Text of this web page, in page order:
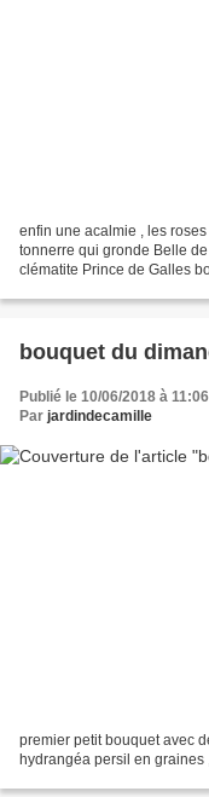
enfin une acalmie , les
tonnerre qui gronde Belle
clématite Prince de Galles
bouquet du
Publié le 10/06/2018 à 11:06
Par jardindecamille
premier petit bouquet avec
hydrangéa persil en graines